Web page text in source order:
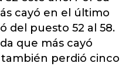
cayó en el último
del puesto 52 al 58.
que más cayó
perdió cinco